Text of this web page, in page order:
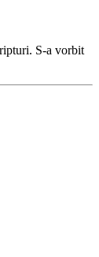
S-a vorbit